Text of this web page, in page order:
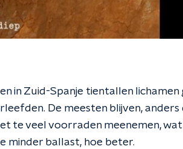
in Zuid-Spanje tientallen lichamen
De meesten blijven, anders
te veel voorraden meenemen,
minder ballast, hoe beter.